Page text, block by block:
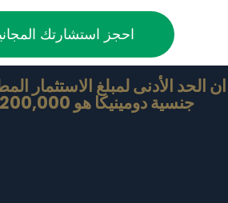
احجز استشارتك
ان الحد الأدنى لمبلغ الاستثمار
جنسية دومينيكا هو 200,000 دولار أمريكي.